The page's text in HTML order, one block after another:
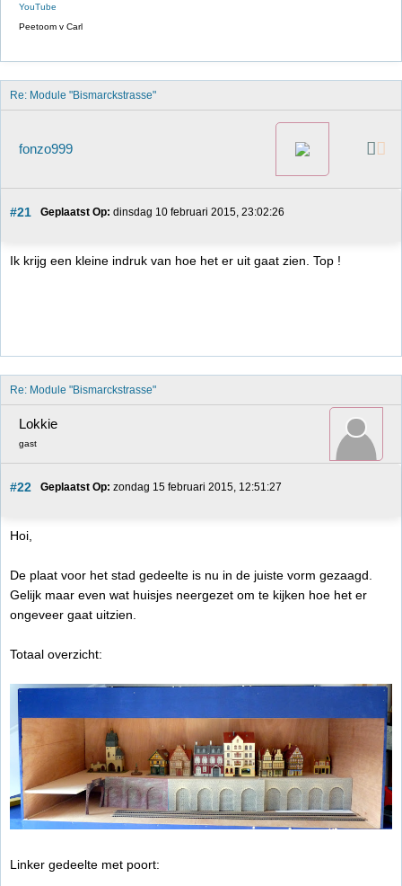
YouTube
Peetoom v Carl
Re: Module "Bismarckstrasse"
fonzo999
#21 Geplaatst Op: dinsdag 10 februari 2015, 23:02:26
Ik krijg een kleine indruk van hoe het er uit gaat zien. Top !
Re: Module "Bismarckstrasse"
Lokkie
gast
#22 Geplaatst Op: zondag 15 februari 2015, 12:51:27
Hoi,
De plaat voor het stad gedeelte is nu in de juiste vorm gezaagd.
Gelijk maar even wat huisjes neergezet om te kijken hoe het er
ongeveer gaat uitzien.
Totaal overzicht:
Linker gedeelte met poort: